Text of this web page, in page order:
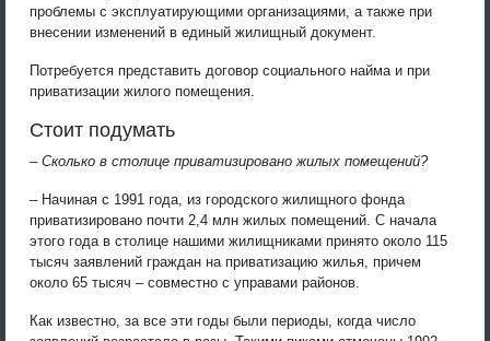
проблемы с эксплуатирующими организациями, а также при
внесении изменений в единый жилищный документ.
Потребуется представить договор социального найма и при
приватизации жилого помещения.
Стоит подумать
– Сколько в столице приватизировано жилых помещений?
– Начиная с 1991 года, из городского жилищного фонда
приватизировано почти 2,4 млн жилых помещений. С начала
этого года в столице нашими жилищниками принято около 115
тысяч заявлений граждан на приватизацию жилья, причем
около 65 тысяч – совместно с управами районов.
Как известно, за все эти годы были периоды, когда число